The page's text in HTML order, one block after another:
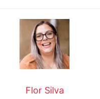
Flor Silva